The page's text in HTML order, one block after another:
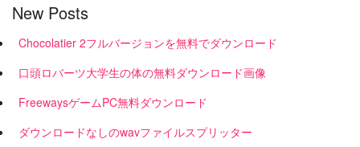
New Posts
Chocolatier 2フルバージョンを無料でダウンロード
口頭ロバーツ大学生の体の無料ダウンロード画像
FreewaysゲームPC無料ダウンロード
ダウンロードなしのwavファイルスプリッター